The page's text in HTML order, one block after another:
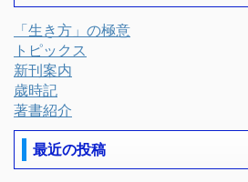
「生き方」の極意
トピックス
新刊案内
歳時記
著書紹介
最近の投稿